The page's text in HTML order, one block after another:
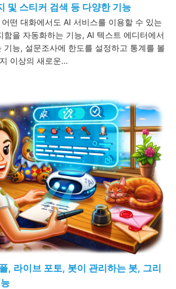
및 스티커 검색 등 다양한 기능
떤 대화에서도 AI 서비스를 이용할 수 있는
함을 자동화하는 기능, AI 텍스트 에디터에서
기능, 설문조사에 한도를 설정하고 통계를 볼
이상의 새로운…
, 라이브 포토, 봇이 관리하는 봇, 그리